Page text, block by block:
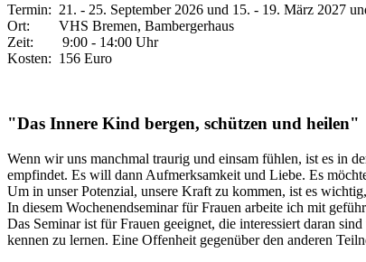
Termin: 21. - 25. September 2026 und 15. - 19. März 2027
Ort: VHS Bremen, Bambergerhaus
Zeit: 9:00 - 14:00 Uhr
Kosten: 156 Euro
"Das Innere Kind bergen, schützen und heilen"
Wenn wir uns manchmal traurig und einsam fühlen, ist es in
empfindet. Es will dann Aufmerksamkeit und Liebe. Es
Um in unser Potenzial, unsere Kraft zu kommen, ist es
In diesem Wochenendseminar für Frauen arbeite ich mit
Das Seminar ist für Frauen geeignet, die interessiert daran
kennen zu lernen. Eine Offenheit gegenüber den anderen